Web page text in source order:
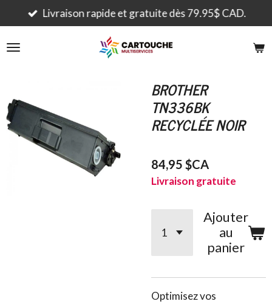
Passer
au
contenu
Livraison rapide et gratuite dès 79.95$ CAD.
BROTHER
TN336BK
RECYCLÉE NOIR
84,95 $CA
Livraison gratuite
Ajouter
au
panier
Optimisez vos